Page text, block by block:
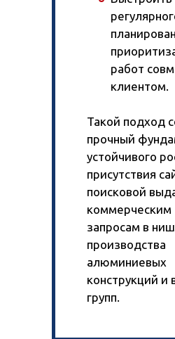
работ
клиентом.
Такой подход
прочный
устойчивого
присутствия
поисковой
коммерческим
запросам в
производства
алюминиевых
конструкций и
групп.